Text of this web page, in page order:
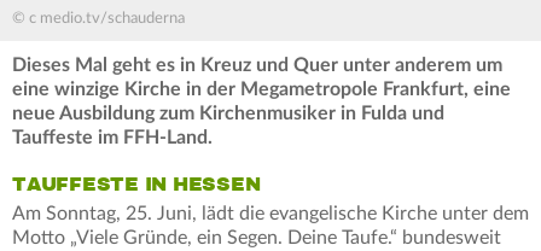
© c medio.tv/schauderna
Dieses Mal geht es in Kreuz und Quer unter anderem um
eine winzige Kirche in der Megametropole Frankfurt, eine
neue Ausbildung zum Kirchenmusiker in Fulda und
Tauffeste im FFH-Land.
TAUFFESTE IN HESSEN
Am Sonntag, 25. Juni, lädt die evangelische Kirche unter dem
Motto „Viele Gründe, ein Segen. Deine Taufe.“ bundesweit